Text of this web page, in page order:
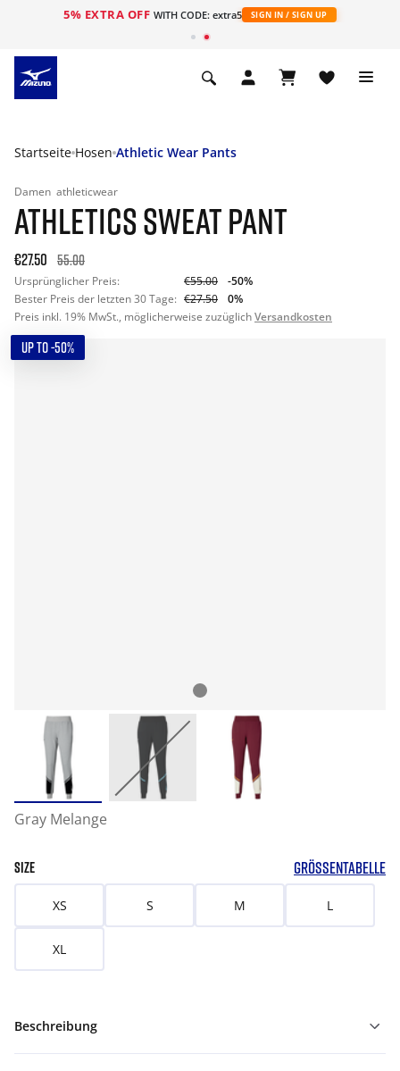
5% EXTRA OFF WITH CODE: extra5 SIGN IN / SIGN UP
Startseite Hosen Athletic Wear Pants
Damen athleticwear
ATHLETICS SWEAT PANT
€27.50 55.00
Ursprünglicher Preis: €55.00
-50%
Bester Preis der letzten 30 Tage: €27.50
0%
Preis inkl. 19% MwSt., möglicherweise zuzüglichVersandkosten
UP TO -50%
Gray Melange
SIZE GRÖSSENTABELLE
XS S M L
XL
Beschreibung